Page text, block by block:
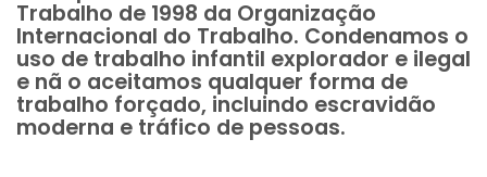
Trabalho de 1998 da Organização
Internacional do Trabalho. Condenamos o
uso de trabalho infantil explorador e ilegal
e nã o aceitamos qualquer forma de
trabalho forçado, incluindo escravidão
moderna e tráfico de pessoas.